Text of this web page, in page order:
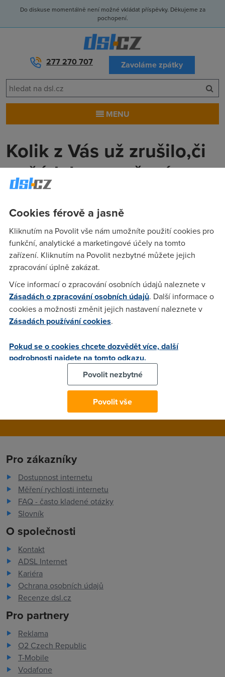
Do diskuse momentálně není možné vkládat příspěvky. Děkujeme za
pochopení.
277 270 707 Zavoláme zpátky
MENU
Kolik z Vás už zrušilo,či
požádalo o zrušení
ADSL ?
S tím se asi ČTc moc nechlubí :)
Priznam se, ze by mne to taky zajimalo. Ja jsem ADSL zrusil
koncem listopadu 2003, ale jen diky tomu, ze jsem mel
moznost prejit na UPC Chello. JR
Anonym(27.1.2004 05:02:39)
za období 15. 12. 2003 - 15. 1. 2004 bylo zrušeno 461 přípojek
bez rozdílu variant
Pro zákazníky
Dostupnost internetu
Měření rychlosti internetu
FAQ - často kladené otázky
Slovník
O společnosti
Kontakt
ADSL Internet
Kariéra
Ochrana osobních údajů
Recenze dsl.cz
Pro partnery
Reklama
O2 Czech Republic
T-Mobile
Vodafone
Cookies férově a jasně
Kliknutím na Povolit vše nám umožníte použití cookies pro
funkční, analytické a marketingové účely na tomto
zařízení. Kliknutím na Povolit nezbytné můžete jejich
zpracování úplně zakázat.
Více informací o zpracování osobních údajů naleznete v
Zásadách o zpracování osobních údajů. Další informace o
cookies a možnosti změnit jejich nastavení naleznete v
Zásadách používání cookies.
Pokud se o cookies chcete dozvědět více, další
podrobnosti najdete na tomto odkazu.
Povolit nezbytné
Povolit vše